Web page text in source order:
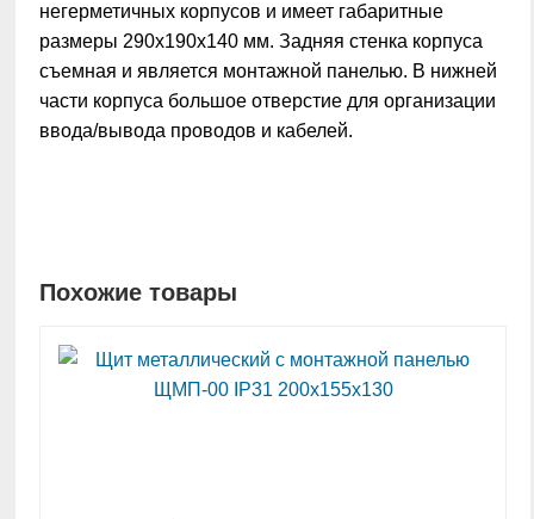
негерметичных корпусов и имеет габаритные
размеры 290х190х140 мм. Задняя стенка корпуса
съемная и является монтажной панелью. В нижней
части корпуса большое отверстие для организации
ввода/вывода проводов и кабелей.
Похожие товары